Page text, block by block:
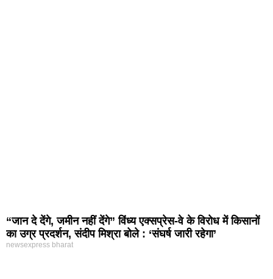
“जान दे देंगे, जमीन नहीं देंगे” विंध्य एक्सप्रेस-वे के विरोध में किसानों
का उग्र प्रदर्शन, संदीप मिश्रा बोले : ‘संघर्ष जारी रहेगा’
newsexpress bharat